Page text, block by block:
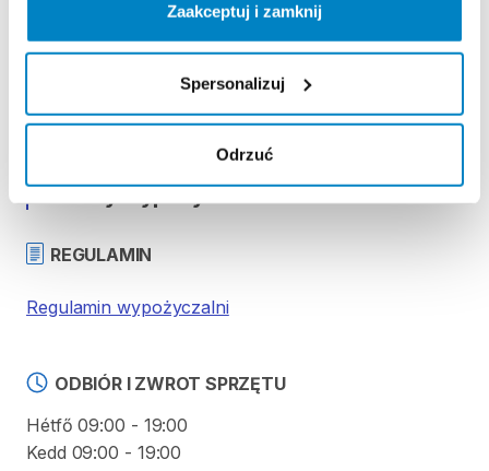
Zaakceptuj i zamknij
Spersonalizuj
Odrzuć
Strona produktu w sklepie
Zasady wypożyczenia
REGULAMIN
Regulamin wypożyczalni
ODBIÓR I ZWROT SPRZĘTU
Hétfő 09:00 - 19:00
Kedd 09:00 - 19:00